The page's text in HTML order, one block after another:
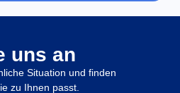
uns an
Situation und finden
zu Ihnen passt.